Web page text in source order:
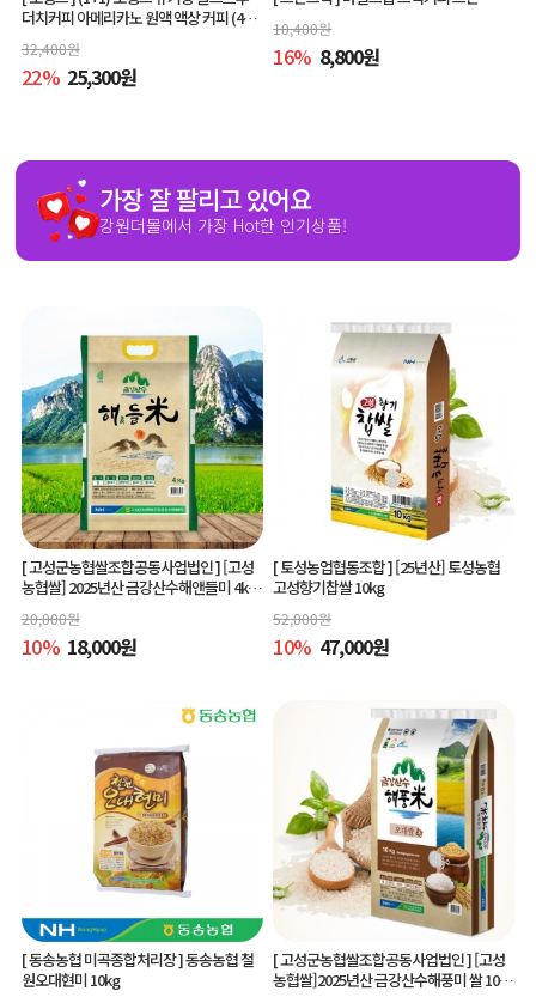
더치커피 아메리카노 원액 액상 커피 (400
ml x 2개, 교차 구매 가능)
32,400원
22% 25,300원
10,400원
16% 8,800원
가장 잘 팔리고 있어요
강원더몰에서 가장 Hot한 인기상품!
[ 고성군농협쌀조합공동사업법인 ][고성
농협쌀] 2025년산 금강산수해앤들미 4kg
(상등급) 당일도정
20,000원
10% 18,000원
[ 토성농업협동조합 ][25년산] 토성농협
고성향기찹쌀 10kg
52,000원
10% 47,000원
[ 동송농협 미곡종합처리장 ]동송농협 철
원오대현미 10kg
[ 고성군농협쌀조합공동사업법인 ][고성
농협쌀]2025년산 금강산수해풍미 쌀 10kg